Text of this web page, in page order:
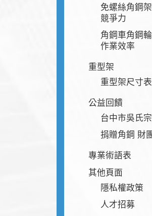
免螺絲角鋼
競爭力
角鋼車角鋼
作業效率
重型架
重型架尺寸表
公益回饋
台中市吳氏
捐贈角鋼 財
專業術語表
其他頁面
隱私權政策
人才招募